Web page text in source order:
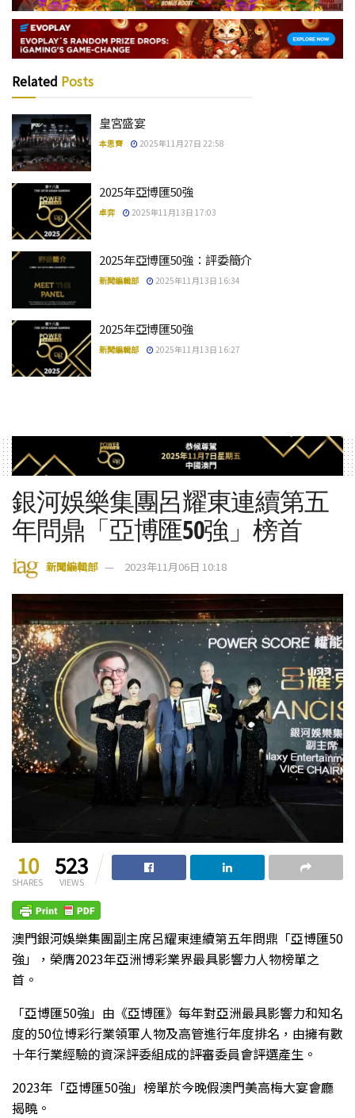
Related Posts
皇宮盛宴
本思齊 2025年11月27日 22:58
2025年亞博匯50強
卓弈 2025年11月13日 17:03
2025年亞博匯50強：評委簡介
新聞編輯部 2025年11月13日 16:34
2025年亞博匯50強
新聞編輯部 2025年11月13日 16:27
銀河娛樂集團呂耀東連續第五
年問鼎「亞博匯50強」榜首
新聞編輯部 2023年11月06日 10:18
10
SHARES
523
VIEWS
澳門銀河娛樂集團副主席呂耀東連續第五年問鼎「亞博匯50
強」，榮膺2023年亞洲博彩業界最具影響力人物榜單之
首。
「亞博匯50強」由《亞博匯》每年對亞洲最具影響力和知名
度的50位博彩行業領軍人物及高管進行年度排名，由擁有數
十年行業經驗的資深評委組成的評審委員會評選產生。
2023年「亞博匯50強」榜單於今晚假澳門美高梅大宴會廳
揭曉。